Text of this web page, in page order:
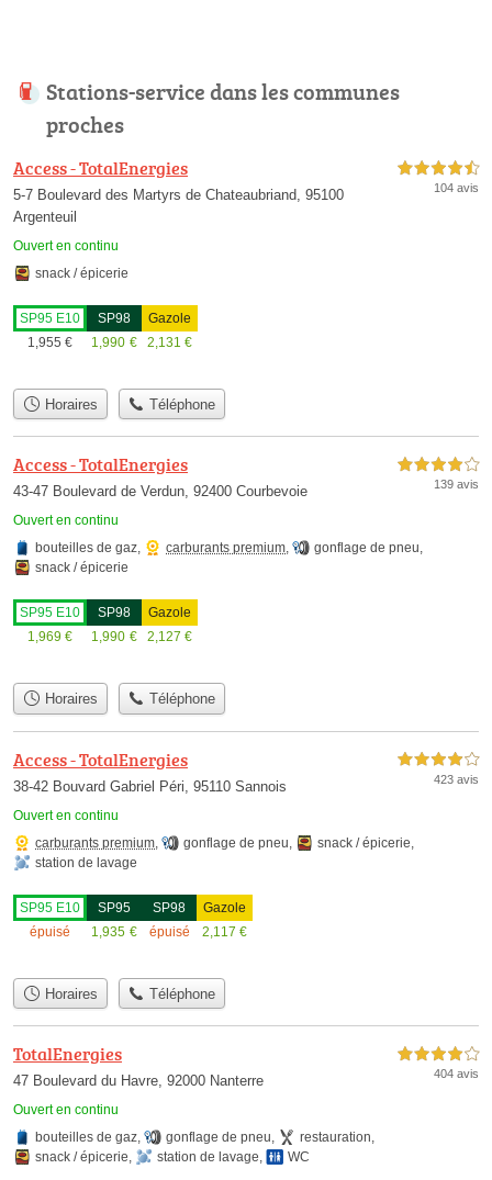
Stations-service dans les communes
proches
Access - TotalEnergies
5-7 Boulevard des Martyrs de Chateaubriand, 95100
Argenteuil
Ouvert en continu
4,5 étoiles sur 5
104 avis
snack / épicerie
SP95 E10
1,955 €
SP98
1,990 €
Gazole
2,131 €
Horaires Téléphone
Access - TotalEnergies
43-47 Boulevard de Verdun, 92400 Courbevoie
Ouvert en continu
4,0 étoiles sur 5
139 avis
bouteilles de gaz, carburants premium, gonflage de pneu,
snack / épicerie
SP95 E10
1,969 €
SP98
1,990 €
Gazole
2,127 €
Horaires Téléphone
Access - TotalEnergies
38-42 Bouvard Gabriel Péri, 95110 Sannois
Ouvert en continu
4,0 étoiles sur 5
423 avis
carburants premium gonflage de pneu snack / épicerie
station de lavage
SP95 E10
épuisé
SP95
1,935 €
SP98
épuisé
Gazole
2,117 €
Horaires Téléphone
TotalEnergies
47 Boulevard du Havre, 92000 Nanterre
Ouvert en continu
4,0 étoiles sur 5
404 avis
bouteilles de gaz, gonflage de pneu, restauration,
snack / épicerie, station de lavage, WC